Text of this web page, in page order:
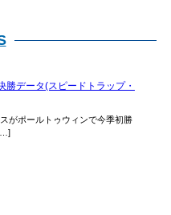
データ(スピードトラップ・
がポールトゥウィンで今季初勝